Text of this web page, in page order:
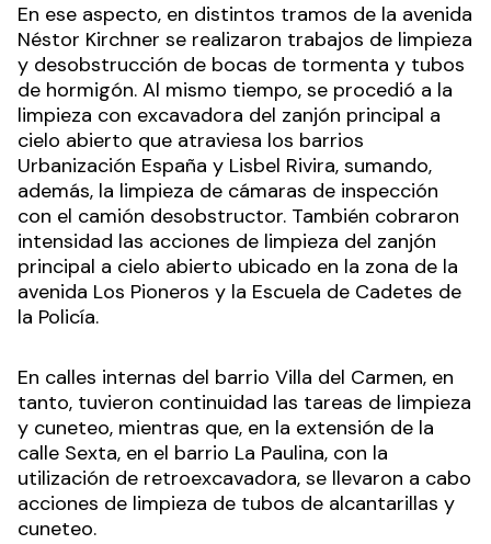
En ese aspecto, en distintos tramos de la avenida
Néstor Kirchner se realizaron trabajos de limpieza
y desobstrucción de bocas de tormenta y tubos
de hormigón. Al mismo tiempo, se procedió a la
limpieza con excavadora del zanjón principal a
cielo abierto que atraviesa los barrios
Urbanización España y Lisbel Rivira, sumando,
además, la limpieza de cámaras de inspección
con el camión desobstructor. También cobraron
intensidad las acciones de limpieza del zanjón
principal a cielo abierto ubicado en la zona de la
avenida Los Pioneros y la Escuela de Cadetes de
la Policía.
En calles internas del barrio Villa del Carmen, en
tanto, tuvieron continuidad las tareas de limpieza
y cuneteo, mientras que, en la extensión de la
calle Sexta, en el barrio La Paulina, con la
utilización de retroexcavadora, se llevaron a cabo
acciones de limpieza de tubos de alcantarillas y
cuneteo.